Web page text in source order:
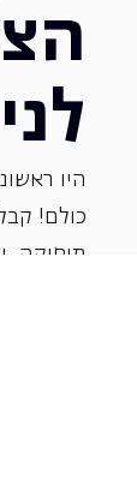
היו
כולם!
‏מוסיקה,